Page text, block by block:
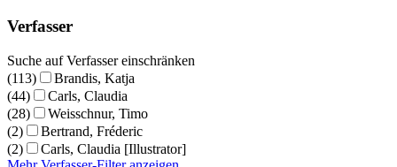
Verfasser
Suche auf Verfasser einschränken
(113)
Brandis, Katja
(44)
Carls, Claudia
(28)
Weisschnur, Timo
(2)
Bertrand, Fréderic
(2)
Carls, Claudia [Illustrator]